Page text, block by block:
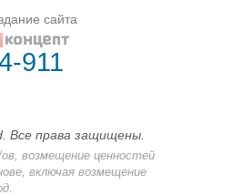
сайта
911
Все права защищены.
возмещение ценностей
включая возмещение